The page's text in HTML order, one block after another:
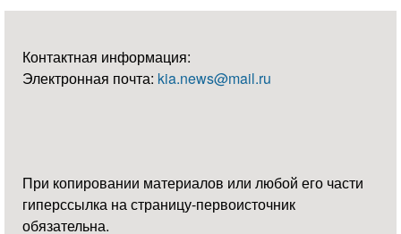
Контактная информация:
Электронная почта: kia.news@mail.ru
При копировании материалов или любой его части
гиперссылка на страницу-первоисточник
обязательна.